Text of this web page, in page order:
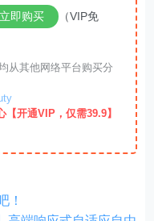
立即购买
（VIP免
从其他网络平台购买分
【开通VIP，仅需39.9】
！